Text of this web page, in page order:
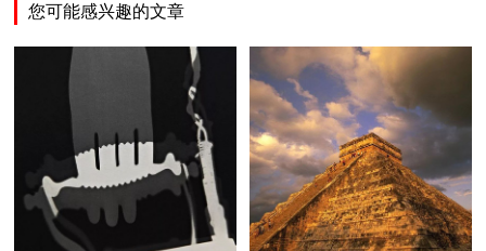
您可能感兴趣的文章